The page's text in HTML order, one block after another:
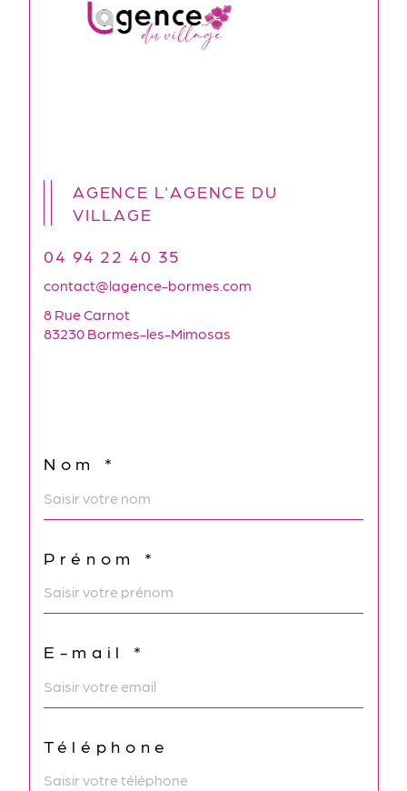
AGENCE L'AGENCE DU
VILLAGE
04 94 22 40 35
contact@lagence-bormes.com
8 Rue Carnot
83230 Bormes-les-Mimosas
Nom *
Prénom *
E-mail *
Téléphone